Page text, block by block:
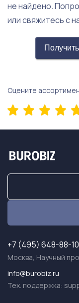
Метро
не найдено.
или свяжитесь с
Оцените
+7 (495) 648-88-10
Москва, Научный
info@burobiz.ru
Тех. поддержка: